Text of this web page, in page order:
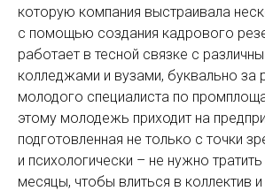
которую компания выстраивала
с помощью создания кадрового
работает в тесной связке с
колледжами и вузами, буквально за
молодого специалиста по
этому молодежь приходит на
подготовленная не только с точки
и психологически – не нужно
месяцы, чтобы влиться в коллектив и